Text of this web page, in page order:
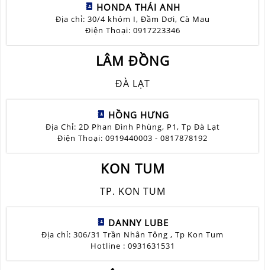
HONDA THÁI ANH
Địa chỉ: 30/4 khóm I, Đầm Dơi, Cà Mau
Điện Thoại: 0917223346
LÂM ĐỒNG
ĐÀ LẠT
HỒNG HƯNG
Địa Chỉ: 2D Phan Đình Phùng, P1, Tp Đà Lạt
Điện Thoại: 0919440003 - 0817878192
KON TUM
TP. KON TUM
DANNY LUBE
Địa chỉ: 306/31 Trần Nhân Tông , Tp Kon Tum
Hotline : 0931631531